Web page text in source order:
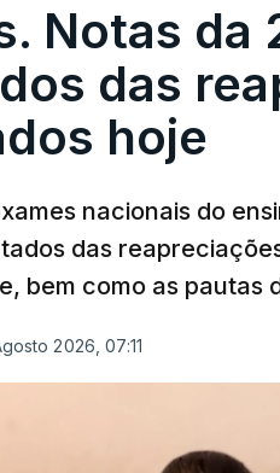
Notas da
das
hoje
nacionais do
das
bem como as pautas
2026, 07:11